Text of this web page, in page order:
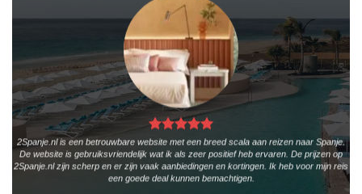
2Spanje.nl is een betrouwbare website met een breed scala aan reizen naar Spanje.
De website is gebruiksvriendelijk wat ik als zeer positief heb ervaren. De prijzen op
2Spanje.nl zijn scherp en er zijn vaak aanbiedingen en kortingen. Ik heb voor mijn reis
een goede deal kunnen bemachtigen.